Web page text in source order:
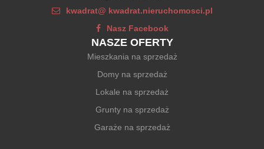
kwadrat@ kwadrat.nieruchomosci.pl
Nasz Facebook
NASZE OFERTY
Mieszkania na sprzedaż
Domy na sprzedaż
Lokale na sprzedaż
Grunty na sprzedaż
Garaże na sprzedaż